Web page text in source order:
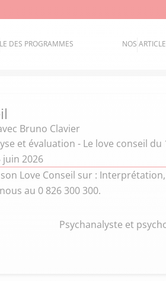
DES PROGRAMMES NOS
Bruno Clavier
et évaluation - Le love conseil du
juin 2026
Love Conseil sur :
au 0 826 300 300.
Psychanalyste et